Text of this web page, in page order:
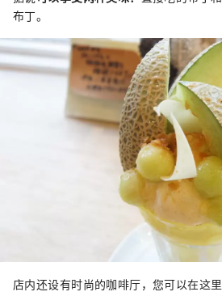
布丁。
店内还设有时尚的咖啡厅，您可以在这